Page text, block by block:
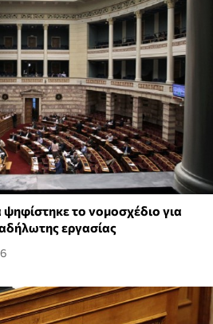
ψηφίστηκε το νομοσχέδιο για
εργασίας